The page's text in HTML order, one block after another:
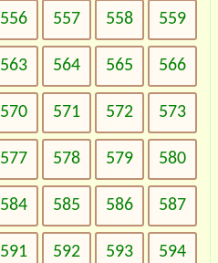
556 557 558 559
563 564 565 566
570 571 572 573
577 578 579 580
584 585 586 587
591 592 593 594